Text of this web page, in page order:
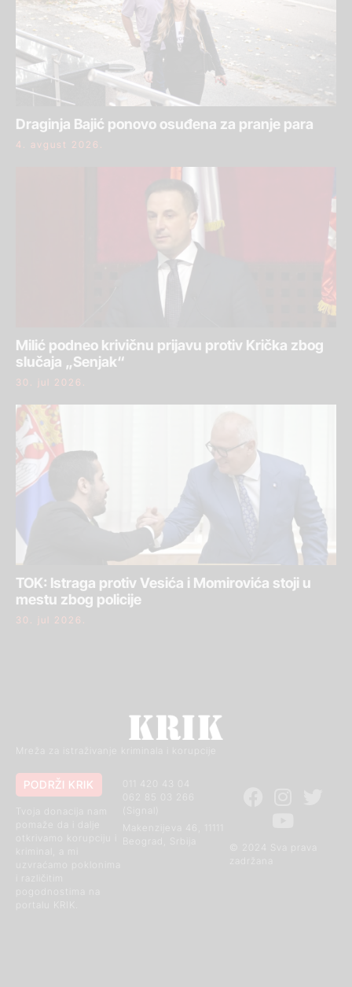
Draginja Bajić ponovo osuđena za pranje para
4. avgust 2026.
Milić podneo krivičnu prijavu protiv Krička zbog
slučaja „Senjak“
30. jul 2026.
TOK: Istraga protiv Vesića i Momirovića stoji u
mestu zbog policije
30. jul 2026.
Mreža za istraživanje kriminala i korupcije
© 2024 Sva prava
011 420 43 04
Makenzijeva 46, 11111
PODRŽI KRIK
otkrivamo korupciju i
kriminal, a mi
uzvraćamo poklonima
i različitim
pogodnostima na
portalu KRIK.